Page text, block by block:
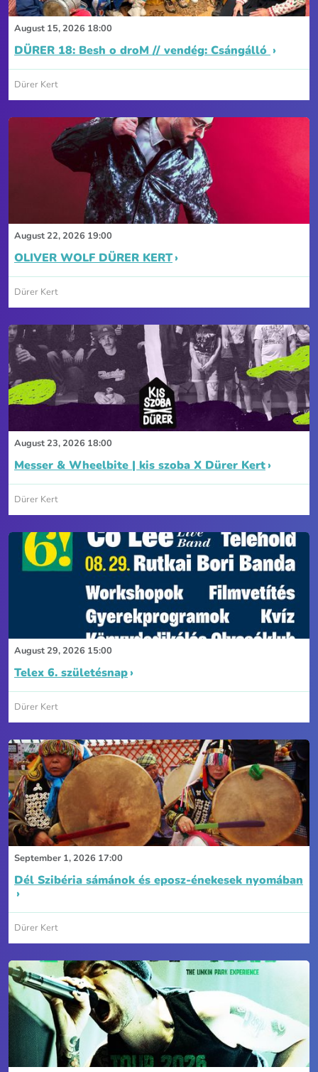
August 15, 2026 18:00
DÜRER 18: Besh o droM // vendég: Csángálló
Dürer Kert
August 22, 2026 19:00
OLIVER WOLF DÜRER KERT
Dürer Kert
August 23, 2026 18:00
Messer & Wheelbite | kis szoba X Dürer Kert
Dürer Kert
August 29, 2026 15:00
Telex 6. születésnap
Dürer Kert
September 1, 2026 17:00
Dél Szibéria sámánok és eposz-énekesek nyomában
Dürer Kert